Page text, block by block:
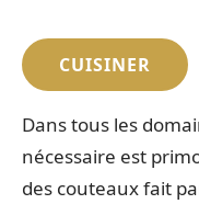
CUISINER
Dans tous les
nécessaire est
des couteaux fait